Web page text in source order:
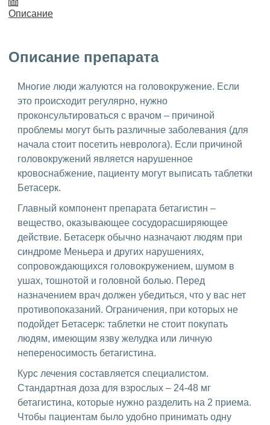
Описание
Описание препарата
Многие люди жалуются на головокружение. Если
это происходит регулярно, нужно
проконсультироваться с врачом – причиной
проблемы могут быть различные заболевания (для
начала стоит посетить невролога). Если причиной
головокружений является нарушенное
кровоснабжение, пациенту могут выписать таблетки
Бетасерк.
Главный компонент препарата бетагистин –
вещество, оказывающее сосудорасширяющее
действие. Бетасерк обычно назначают людям при
синдроме Меньера и других нарушениях,
сопровождающихся головокружением, шумом в
ушах, тошнотой и головной болью. Перед
назначением врач должен убедиться, что у вас нет
противопоказаний. Ограничения, при которых не
подойдет Бетасерк: таблетки не стоит покупать
людям, имеющим язву желудка или личную
непереносимость бетагистина.
Курс лечения составляется специалистом.
Стандартная доза для взрослых – 24-48 мг
бетагистина, которые нужно разделить на 2 приема.
Чтобы пациентам было удобно принимать одну